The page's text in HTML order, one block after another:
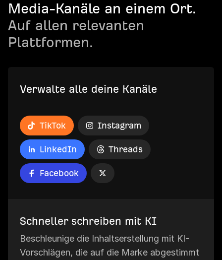
Media-Kanäle an einem Ort.
Auf allen relevanten
Plattformen.
Verwalte alle deine Kanäle
TikTok Instagram
LinkedIn Threads
Facebook
Schneller schreiben mit KI
Beschleunige die Inhaltserstellung mit KI-
Vorschlägen, die auf die Marke abgestimmt